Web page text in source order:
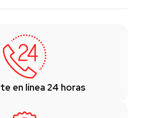
en línea 24 horas